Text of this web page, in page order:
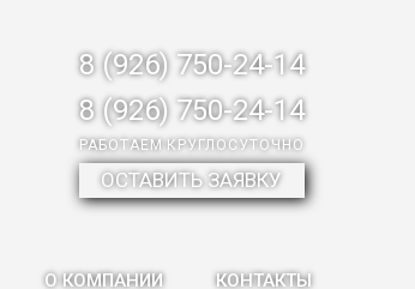
8 (926) 750-24-14
8 (926) 750-24-14
РАБОТАЕМ КРУГЛОСУТОЧНО
ОСТАВИТЬ ЗАЯВКУ
О КОМПАНИИ КОНТАКТЫ